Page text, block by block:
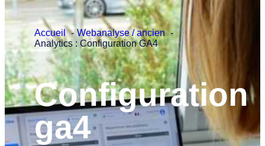
Accueil
Webanalyse / ancien
Analytics : Configuration GA4
Configuration
ga4